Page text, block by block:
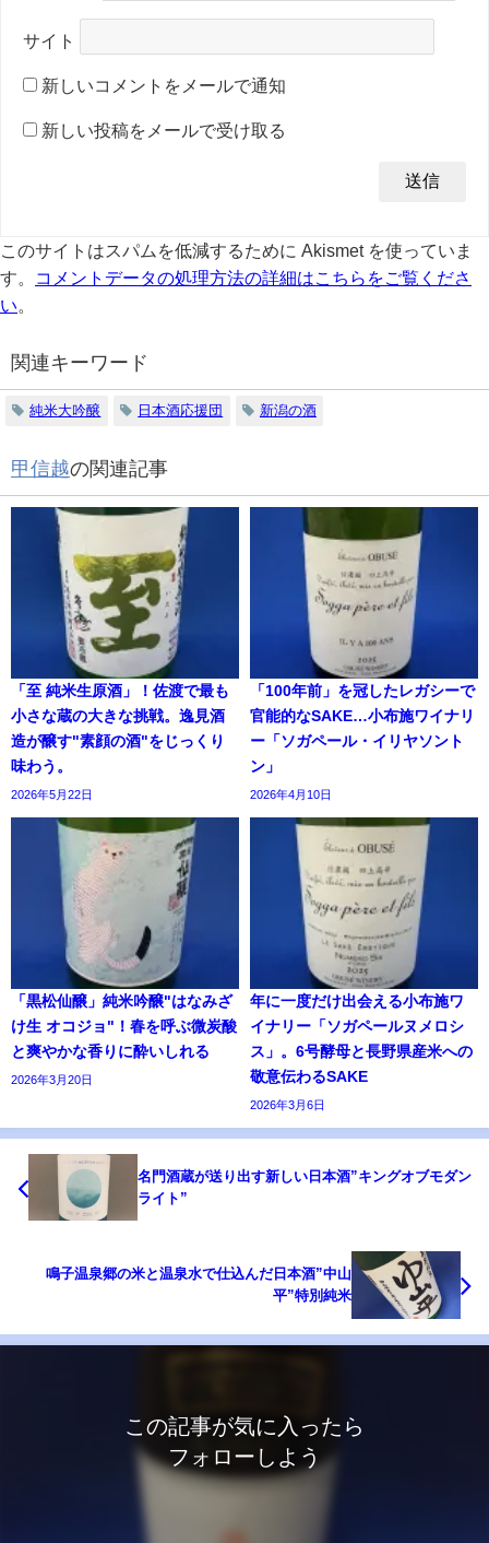
サイト
新しいコメントをメールで通知
新しい投稿をメールで受け取る
このサイトはスパムを低減するために Akismet を使っていま
す。
コメントデータの処理方法の詳細はこちらをご覧くださ
い。
関連キーワード
純米大吟醸 日本酒応援団 新潟の酒
甲信越の関連記事
「至 純米生原酒」！佐渡で最も
小さな蔵の大きな挑戦。逸見酒
造が醸す"素顔の酒"をじっくり
味わう。
2026年5月22日
「100年前」を冠したレガシーで
官能的なSAKE…小布施ワイナリ
ー「ソガペール・イリヤソント
ン」
2026年4月10日
「黒松仙醸」純米吟醸"はなみざ
け生 オコジョ"！春を呼ぶ微炭酸
と爽やかな香りに酔いしれる
2026年3月20日
年に一度だけ出会える小布施ワ
イナリー「ソガペールヌメロシ
ス」。6号酵母と長野県産米への
敬意伝わるSAKE
2026年3月6日
名門酒蔵が送り出す新しい日本酒”キングオブモダン
ライト”
鳴子温泉郷の米と温泉水で仕込んだ日本酒”中山
平”特別純米
この記事が気に入ったら
フォローしよう